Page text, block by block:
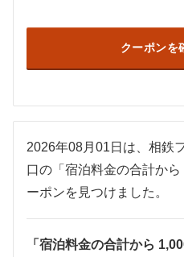
クーポンを
2026年08月01日は、相鉄
口の「宿泊料金の合計か
ーポンを見つけました。
「宿泊料金の合計から